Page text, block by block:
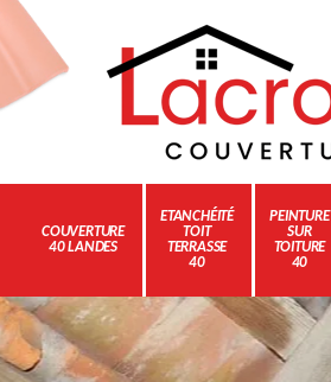
COUVERTURE
40 LANDES
ETANCHÉITÉ
TOIT
TERRASSE
40
PEINTURE
SUR
TOITURE
40